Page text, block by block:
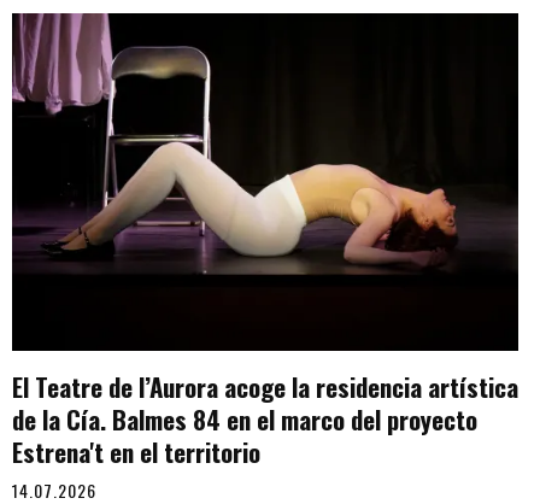
El Teatre de l’Aurora acoge la residencia artística
de la Cía. Balmes 84 en el marco del proyecto
Estrena't en el territorio
14.07.2026